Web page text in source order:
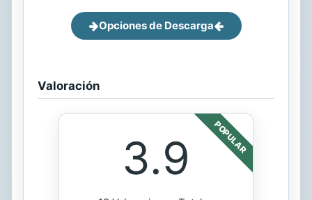
Opciones de Descarga
Valoración
POPULAR
3.9